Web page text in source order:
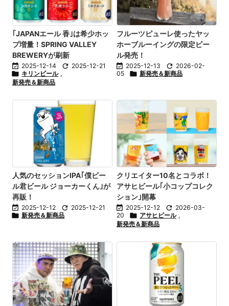
｢JAPANエール 香｣は希少ホッ
プ増量！SPRING VALLEY
BREWERYが刷新
 2025-12-14  2025-12-21
 キリンビール ,
新発売＆新商品
フルーツピューレ使ったヤッ
ホーブルーイングの限定ビー
ル発売！
 2025-12-13  2026-02-
05
 新発売＆新商品
人気のセッションIPA｢僕ビー
ル君ビール ジョーカーくん｣が
再販！
 2025-12-12  2025-12-21
 新発売＆新商品
クリエイター10名とコラボ！
アサヒビール｢小コップコレク
ション｣開幕
 2025-12-12  2026-03-
20
 アサヒビール ,
新発売＆新商品